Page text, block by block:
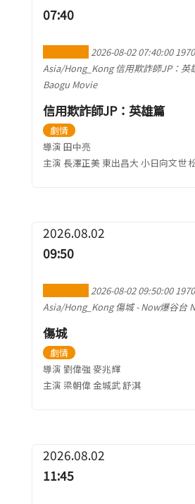
07:40
2026-08-02 07:40:00
Asia/Hong_Kong 信用欺詐師JP：英
Baogu Movie
信用欺詐師JP：英雄篇
劇情
導演 田中亮
主演 長澤正美 東出昌大 小日向文世
2026.08.02
09:50
2026-08-02 09:50:00
Asia/Hong_Kong 傷城 - Now爆谷台
傷城
劇情
導演 劉偉強 麥兆輝
主演 梁朝偉 金城武 舒淇
2026.08.02
11:45